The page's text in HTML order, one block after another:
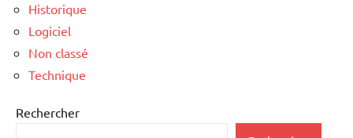
Historique
Logiciel
Non classé
Technique
Rechercher